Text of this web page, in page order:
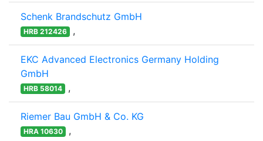
Schenk Brandschutz GmbH
HRB 212426 ,
EKC Advanced Electronics Germany Holding
GmbH
HRB 58014 ,
Riemer Bau GmbH & Co. KG
HRA 10630 ,